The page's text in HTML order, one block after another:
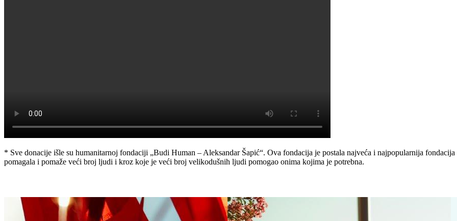
* Sve donacije išle su humanitarnoj fondaciji „Budi Human – Aleksandar Šapić“. Ova fondacija je postala najveća i najpopularnija
pomagala i pomaže veći broj ljudi i kroz koje je veći broj velikodušnih ljudi pomogao onima kojima je potrebna.